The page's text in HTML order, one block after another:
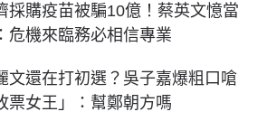
採購疫苗被騙10億！蔡英文憶當
危機來臨務必相信專業
文還在打初選？吳子嘉爆粗口嗆
票女王」：幫鄭朝方嗎